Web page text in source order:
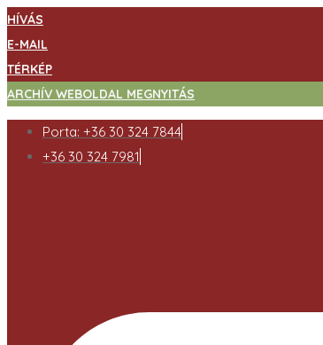
HÍVÁS
E-MAIL
TÉRKÉP
ARCHÍV WEBOLDAL MEGNYITÁS
Porta: +36 30 324 7844
+36 30 324 7981